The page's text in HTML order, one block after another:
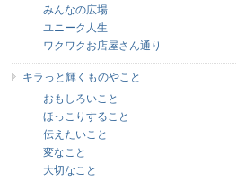
みんなの広場
ユニーク人生
ワクワクお店屋さん通り
キラっと輝くものやこと
おもしろいこと
ほっこりすること
伝えたいこと
変なこと
大切なこと